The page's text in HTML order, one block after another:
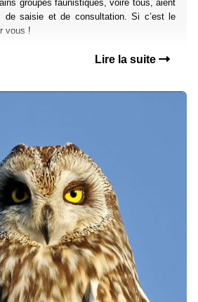
groupes faunistiques, voire tous, aient
de saisie et de consultation. Si c’est le
vous !
Lire la suite